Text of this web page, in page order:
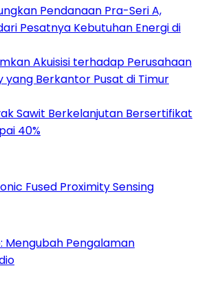
Pendanaan Pra-Seri A,
Pesatnya Kebutuhan Energi di
Akuisisi terhadap Perusahaan
yang Berkantor Pusat di Timur
Sawit Berkelanjutan Bersertifikat
40%
Mengubah Pengalaman